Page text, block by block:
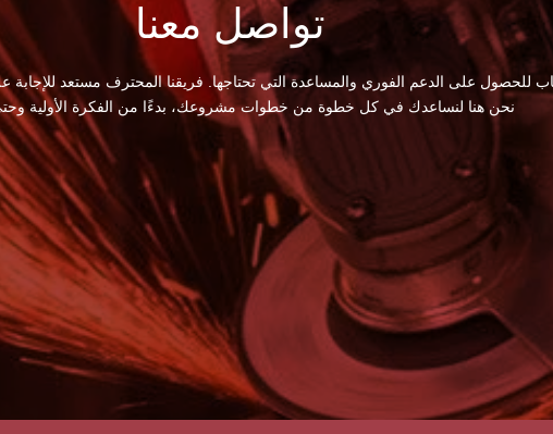
تواصل معنا
للحصول على الدعم الفوري والمساعدة التي تحتاجها. فريقنا المحترف مستعد
نحن هنا لنساعدك في كل خطوة من خطوات مشروعك، بدءًا من الفكرة الأولية وحتى